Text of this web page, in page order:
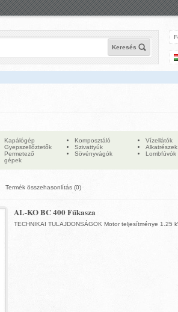
Keresés
Kapálógép
Gyepszellőztetők
Permetező
gépek
Komposztáló
Szivattyúk
Sövényvágók
Vízellátók
Lombfúvók
Termék összehasonlítás (0)
AL-KO BC 400 Fűkasza
TECHNIKAI TULAJDONSÁGOK Motor teljesítménye 1.25